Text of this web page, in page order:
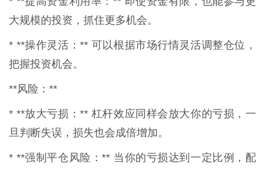
大规模的投资，抓住更多机会。
* **操作灵活：** 可以根据市场行情灵活调整仓位，
把握投资机会。
**风险：**
* **放大亏损：** 杠杆效应同样会放大你的亏损，一
旦判断失误，损失也会成倍增加。
* **强制平仓风险：** 当你的亏损达到一定比例，配